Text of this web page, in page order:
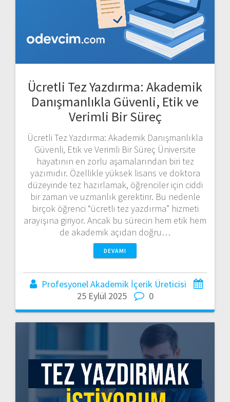
Ücretli Tez Yazdırma: Akademik
Danışmanlıkla Güvenli, Etik ve
Verimli Bir Süreç
Ücretli Tez Yazdırma: Akademik Danışmanlıkla
Güvenli, Etik ve Verimli Bir Süreç Üniversite
hayatının en zorlu aşamalarından biri tez
yazımıdır. Özellikle yüksek lisans ve doktora
düzeyinde tez hazırlamak, öğrenciler için ciddi
bir zaman ve uzmanlık gerektirir. Bu nedenle
birçok öğrenci “ücretli tez yazdırma” hizmeti
arayışına giriyor. Ancak bu sürecin hem etik hem
de akademik açıdan doğru…
DEVAMI
Profesyonel Akademik İçerik Üreticisi
25 Eylül 2025
0